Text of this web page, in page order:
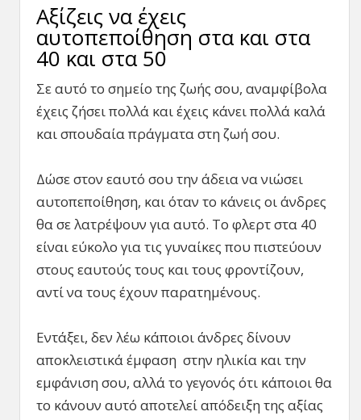
Αξίζεις να έχεις
αυτοπεποίθηση στα και στα
40 και στα 50
Σε αυτό το σημείο της ζωής σου, αναμφίβολα
έχεις ζήσει πολλά και έχεις κάνει πολλά καλά
και σπουδαία πράγματα στη ζωή σου.
Δώσε στον εαυτό σου την άδεια να νιώσει
αυτοπεποίθηση, και όταν το κάνεις οι άνδρες
θα σε λατρέψουν για αυτό. Το φλερτ στα 40
είναι εύκολο για τις γυναίκες που πιστεύουν
στους εαυτούς τους και τους φροντίζουν,
αντί να τους έχουν παρατημένους.
Εντάξει, δεν λέω κάποιοι άνδρες δίνουν
αποκλειστικά έμφαση στην ηλικία και την
εμφάνιση σου, αλλά το γεγονός ότι κάποιοι θα
το κάνουν αυτό αποτελεί απόδειξη της αξίας